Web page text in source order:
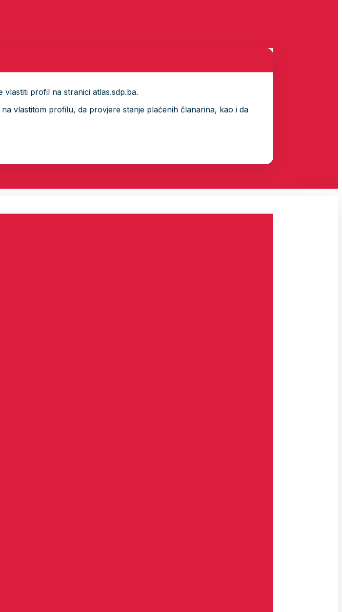
vlastiti profil na stranici atlas.sdp.ba.
vlastitom profilu, da provjere stanje plaćenih članarina, kao i da